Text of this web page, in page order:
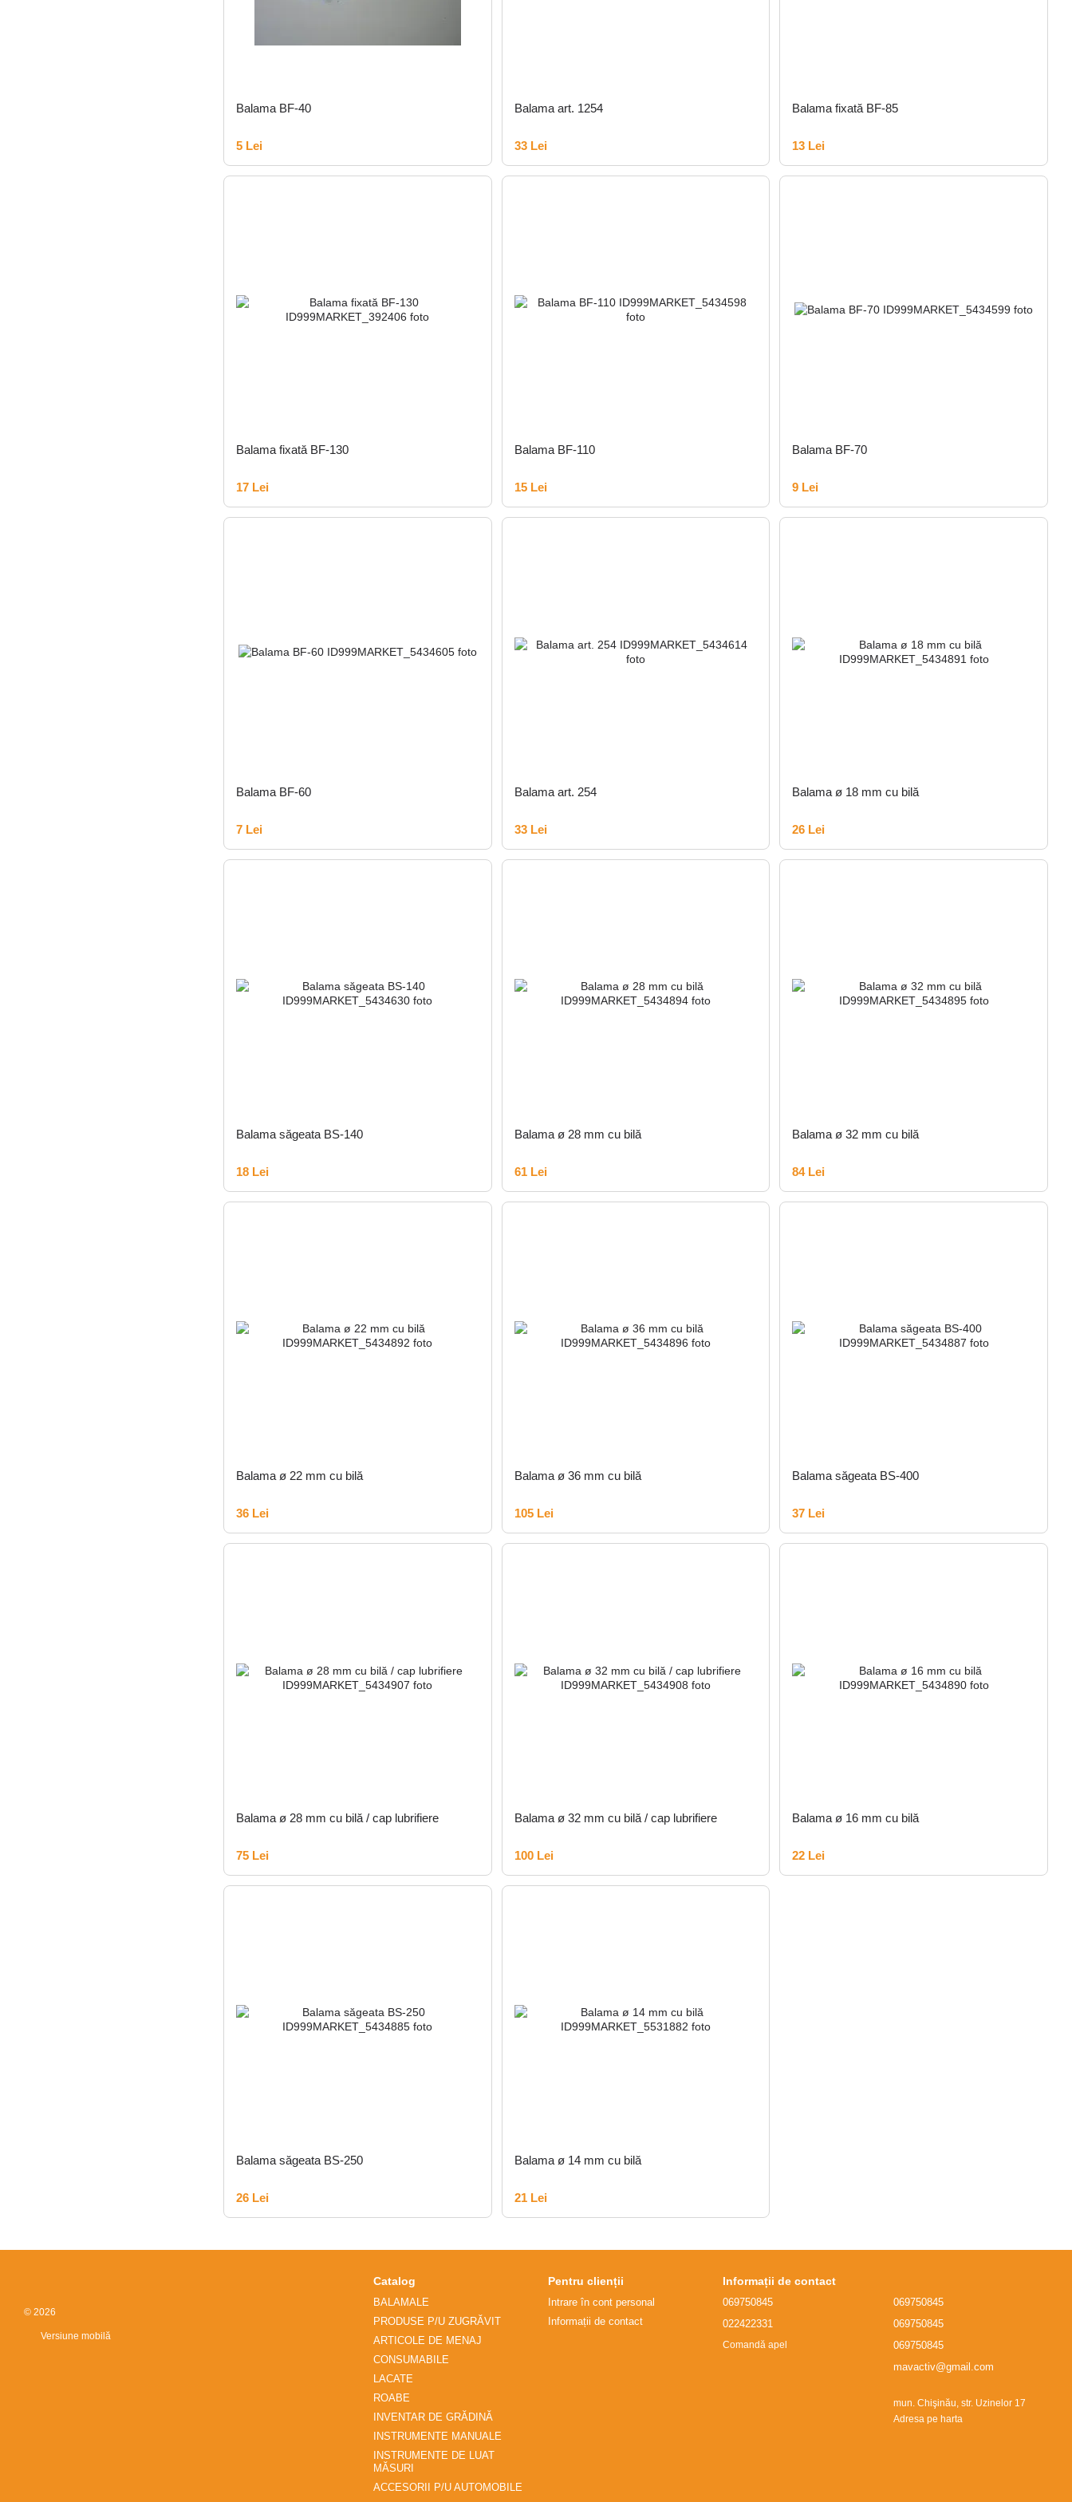
Balama BF-40
5 Lei
Balama art. 1254
33 Lei
Balama fixată BF-85
13 Lei
Balama fixată BF-130
17 Lei
Balama BF-110
15 Lei
Balama BF-70
9 Lei
Balama BF-60
7 Lei
Balama art. 254
33 Lei
Balama ø 18 mm cu bilă
26 Lei
Balama săgeata BS-140
18 Lei
Balama ø 28 mm cu bilă
61 Lei
Balama ø 32 mm cu bilă
84 Lei
Balama ø 22 mm cu bilă
36 Lei
Balama ø 36 mm cu bilă
105 Lei
Balama săgeata BS-400
37 Lei
Balama ø 28 mm cu bilă / cap lubrifiere
75 Lei
Balama ø 32 mm cu bilă / cap lubrifiere
100 Lei
Balama ø 16 mm cu bilă
22 Lei
Balama săgeata BS-250
26 Lei
Balama ø 14 mm cu bilă
21 Lei
© 2026
Versiune mobilă
Catalog
BALAMALE
PRODUSE P/U ZUGRĂVIT
ARTICOLE DE MENAJ
CONSUMABILE
LACATE
ROABE
INVENTAR DE GRĂDINĂ
INSTRUMENTE MANUALE
INSTRUMENTE DE LUAT
MĂSURI
ACCESORII P/U AUTOMOBILE
Pentru clienții
Intrare în cont personal
Informații de contact
Informații de contact
069750845
022422331
Comandă apel
069750845
069750845
069750845
mavactiv@gmail.com
mun. Chişinău, str. Uzinelor 17
Adresa pe harta